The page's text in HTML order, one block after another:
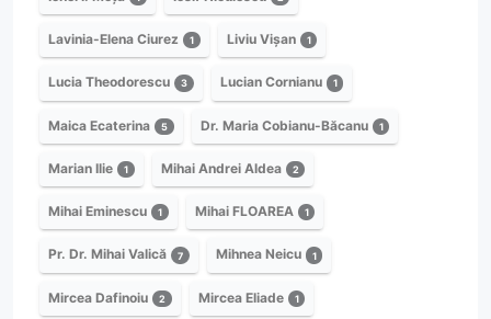
Lavinia-Elena Ciurez 1 Liviu Vișan 1
Lucia Theodorescu 3 Lucian Cornianu 1
Maica Ecaterina 5 Dr. Maria Cobianu-Băcanu 1
Marian Ilie 1 Mihai Andrei Aldea 2
Mihai Eminescu 1 Mihai FLOAREA 1
Pr. Dr. Mihai Valică 7 Mihnea Neicu 1
Mircea Dafinoiu 2 Mircea Eliade 1